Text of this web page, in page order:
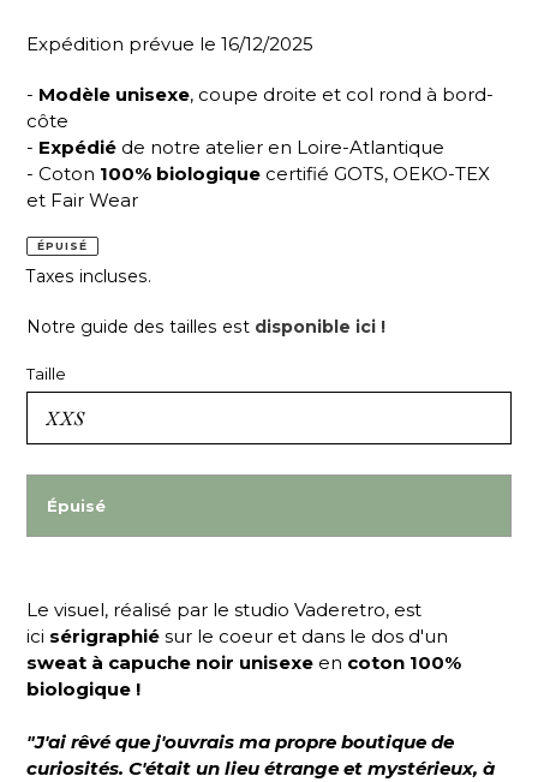
Expédition prévue le 16/12/2025
- Modèle unisexe, coupe droite et col rond à bord-
côte
- Expédié de notre atelier en Loire-Atlantique
- Coton 100% biologique certifié GOTS, OEKO-TEX
et Fair Wear
ÉPUISÉ
Taxes incluses.
Notre guide des tailles est disponible ici !
Taille
Épuisé
Le visuel, réalisé par le studio Vaderetro, est
ici sérigraphié sur le coeur et dans le dos d'un
sweat à capuche noir unisexe en coton 100%
biologique !
"J'ai rêvé que j'ouvrais ma propre boutique de
curiosités. C'était un lieu étrange et mystérieux, à